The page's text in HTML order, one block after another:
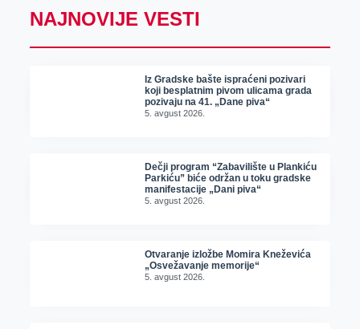
NAJNOVIJE VESTI
Iz Gradske bašte ispraćeni pozivari
koji besplatnim pivom ulicama grada
pozivaju na 41. „Dane piva“
5. avgust 2026.
Dečji program “Zabavilište u Plankiću
Parkiću” biće održan u toku gradske
manifestacije „Dani piva“
5. avgust 2026.
Otvaranje izložbe Momira Kneževića
„Osvežavanje memorije“
5. avgust 2026.